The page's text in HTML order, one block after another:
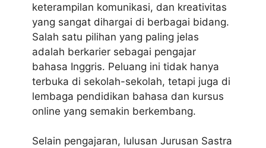
keterampilan komunikasi, dan kreativitas
yang sangat dihargai di berbagai bidang.
Salah satu pilihan yang paling jelas
adalah berkarier sebagai pengajar
bahasa Inggris. Peluang ini tidak hanya
terbuka di sekolah-sekolah, tetapi juga di
lembaga pendidikan bahasa dan kursus
online yang semakin berkembang.
Selain pengajaran, lulusan Jurusan Sastra